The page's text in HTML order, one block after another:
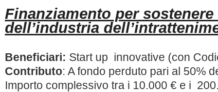
Finanziamento per
dell’industria
Beneficiari: Start up innovative (con
Contributo: A fondo perduto pari al 50%
Importo complessivo tra i 10.000 € e i